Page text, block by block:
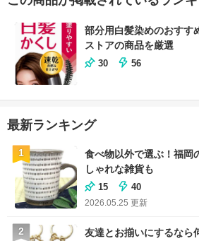
部分用白髪染めのおすす
ストアの商品を厳選
30 56
最新ランキング
1
食べ物以外で選ぶ！福岡
しゃれな雑貨も
15 40
2026.05.25 更新
2
友達とお揃いにするなら